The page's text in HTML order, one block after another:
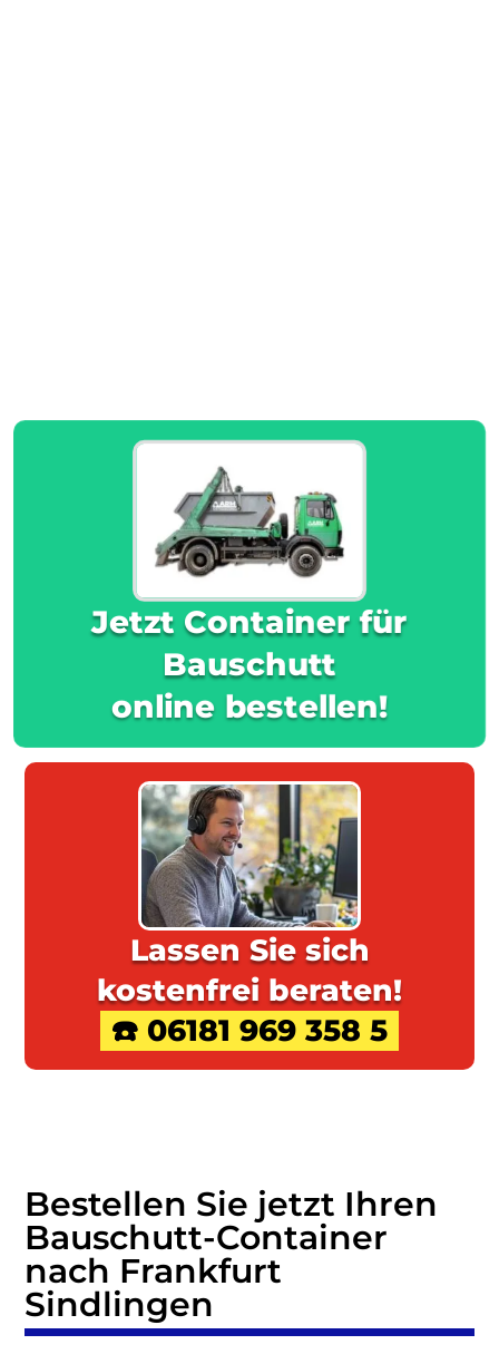
Jetzt Container für
Bauschutt
online bestellen!
Lassen Sie sich
kostenfrei beraten!
☎️ 06181 969 358 5
Bestellen Sie jetzt Ihren
Bauschutt-Container
nach Frankfurt
Sindlingen